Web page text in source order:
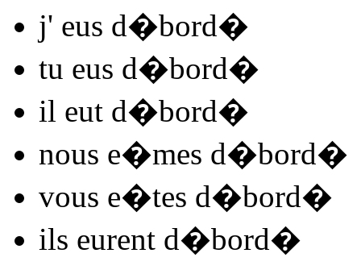
j' eus d�bord�
tu eus d�bord�
il eut d�bord�
nous e�mes d�bord�
vous e�tes d�bord�
ils eurent d�bord�